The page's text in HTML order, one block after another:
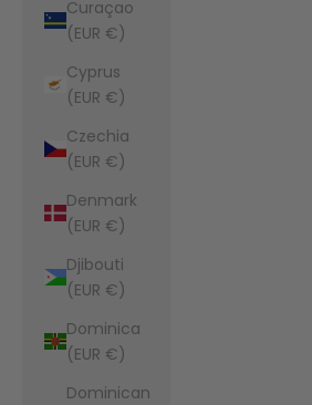
Curaçao
(EUR €)
Cyprus
(EUR €)
Czechia
(EUR €)
Denmark
(EUR €)
Djibouti
(EUR €)
Dominica
(EUR €)
Dominican